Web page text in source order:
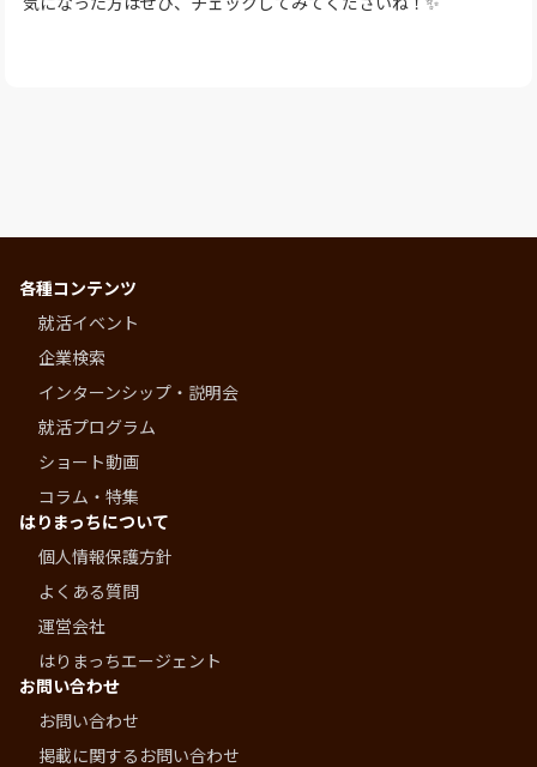
各種コンテンツ
就活イベント
企業検索
インターンシップ・説明会
就活プログラム
ショート動画
コラム・特集
はりまっちについて
個人情報保護方針
よくある質問
運営会社
はりまっちエージェント
お問い合わせ
お問い合わせ
掲載に関するお問い合わせ